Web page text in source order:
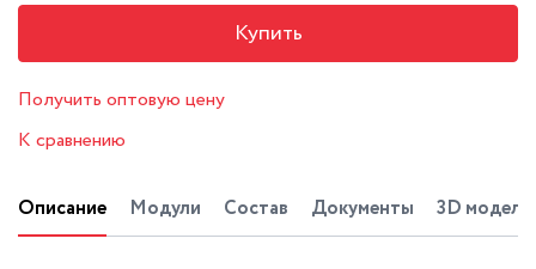
Купить
Получить оптовую цену
К сравнению
Описание Модули Состав Документы 3D модель